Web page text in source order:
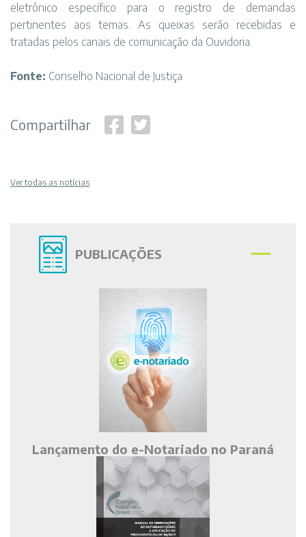
eletrônico específico para o registro de demandas
pertinentes aos temas. As queixas serão recebidas e
tratadas pelos canais de comunicação da Ouvidoria.
Fonte: Conselho Nacional de Justiça
Compartilhar
Ver todas as notícias
PUBLICAÇÕES
Lançamento do e-Notariado no Paraná